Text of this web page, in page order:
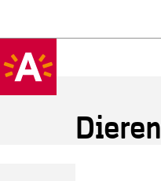
Dieren